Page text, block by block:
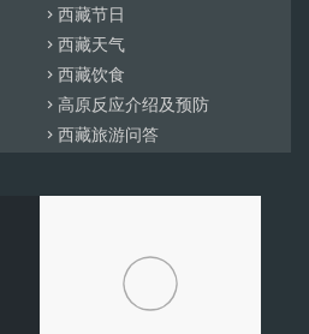
 西藏节日
 西藏天气
 西藏饮食
 高原反应介绍及预防
 西藏旅游问答